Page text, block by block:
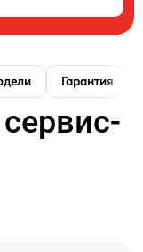
Гарантия